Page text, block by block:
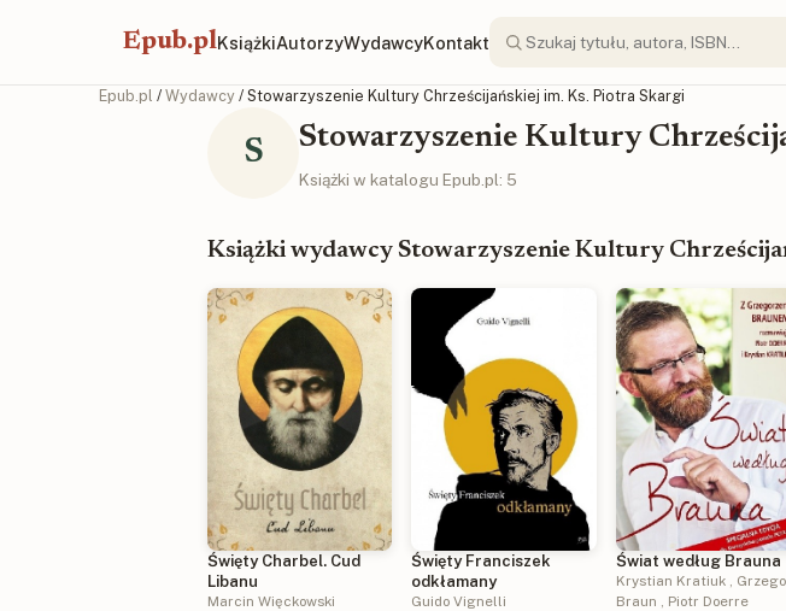
Epub.plKsiążkiAutorzyWydawcyKontakt
Epub.pl / Wydawcy / Stowarzyszenie Kultury Chrześcijańskiej im. Ks. Piotra Skargi
S Stowarzyszenie Kultury
Książki w katalogu Epub.pl: 5
Książki wydawcy Stowarzyszenie Kultury
Święty Charbel. Cud
Libanu
Marcin Więckowski
Święty Franciszek
odkłamany
Guido Vignelli
Świat według Brauna
Krystian Kratiuk,
Braun
Piotr Doerre